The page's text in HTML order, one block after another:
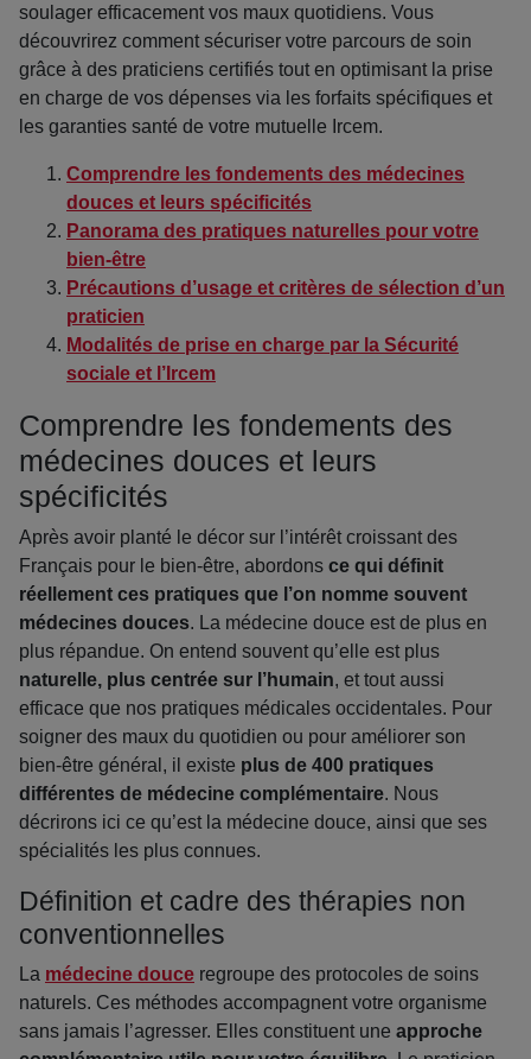
soulager efficacement vos maux quotidiens. Vous
découvrirez comment sécuriser votre parcours de soin
grâce à des praticiens certifiés tout en optimisant la prise
en charge de vos dépenses via les forfaits spécifiques et
les garanties santé de votre mutuelle Ircem.
Comprendre les fondements des médecines
douces et leurs spécificités
Panorama des pratiques naturelles pour votre
bien-être
Précautions d’usage et critères de sélection d’un
praticien
Modalités de prise en charge par la Sécurité
sociale et l’Ircem
Comprendre les fondements des
médecines douces et leurs
spécificités
Après avoir planté le décor sur l’intérêt croissant des
Français pour le bien-être, abordons ce qui définit
réellement ces pratiques que l’on nomme souvent
médecines douces. La médecine douce est de plus en
plus répandue. On entend souvent qu’elle est plus
naturelle, plus centrée sur l’humain, et tout aussi
efficace que nos pratiques médicales occidentales. Pour
soigner des maux du quotidien ou pour améliorer son
bien-être général, il existe plus de 400 pratiques
différentes de médecine complémentaire. Nous
décrirons ici ce qu’est la médecine douce, ainsi que ses
spécialités les plus connues.
Définition et cadre des thérapies non
conventionnelles
La médecine douce regroupe des protocoles de soins
naturels. Ces méthodes accompagnent votre organisme
sans jamais l’agresser. Elles constituent une approche